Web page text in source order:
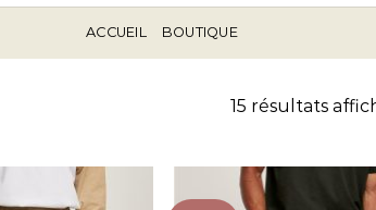
ACCUEIL BOUTIQUE
15 résultats